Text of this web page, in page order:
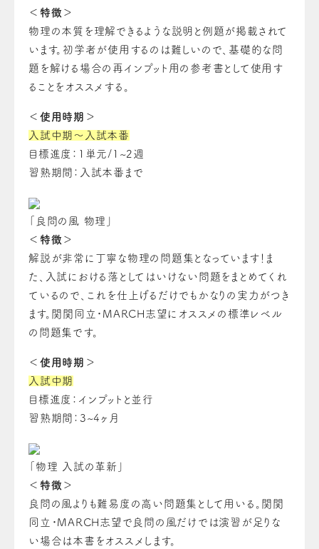
＜特徴＞
物理の本質を理解できるような説明と例題が掲載されて
います。初学者が使用するのは難しいので、基礎的な問
題を解ける場合の再インプット用の参考書として使用す
ることをオススメする。
＜使用時期＞
入試中期～入試本番
目標進度：1単元/1~2週
習熟期間：入試本番まで
「良問の風 物理」
＜特徴＞
解説が非常に丁寧な物理の問題集となっています！ま
た、入試における落としてはいけない問題をまとめてくれ
ているので、これを仕上げるだけでもかなりの実力がつき
ます。関関同立・MARCH志望にオススメの標準レベル
の問題集です。
＜使用時期＞
入試中期
目標進度：インプットと並行
習熟期間：3~4ヶ月
「物理 入試の革新」
＜特徴＞
良問の風よりも難易度の高い問題集として用いる。関関
同立・MARCH志望で良問の風だけでは演習が足りな
い場合は本書をオススメします。